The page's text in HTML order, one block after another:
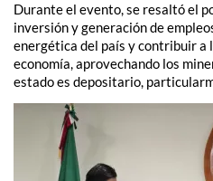
Durante el evento, se resaltó el
inversión y generación de
energética del país y contribuir a
economía, aprovechando los
estado es depositario,